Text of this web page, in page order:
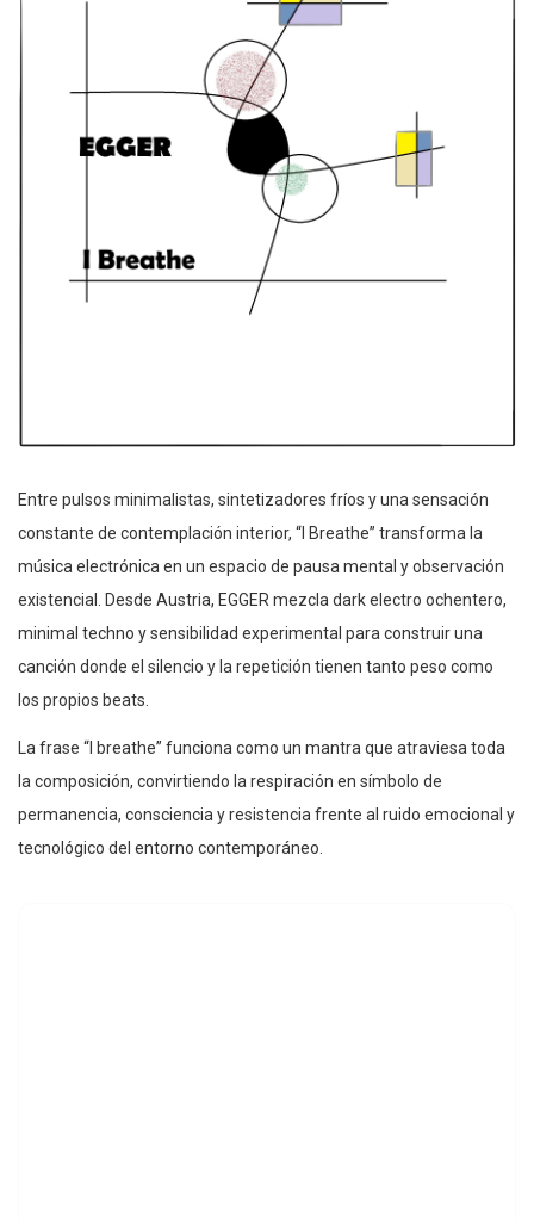
Entre pulsos minimalistas, sintetizadores fríos y una sensación
constante de contemplación interior, “I Breathe” transforma la
música electrónica en un espacio de pausa mental y observación
existencial. Desde Austria, EGGER mezcla dark electro ochentero,
minimal techno y sensibilidad experimental para construir una
canción donde el silencio y la repetición tienen tanto peso como
los propios beats.
La frase “I breathe” funciona como un mantra que atraviesa toda
la composición, convirtiendo la respiración en símbolo de
permanencia, consciencia y resistencia frente al ruido emocional y
tecnológico del entorno contemporáneo.